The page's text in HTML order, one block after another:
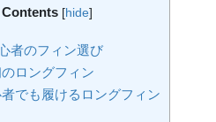
Contents [hide]
者のフィン選び
ロングフィン
でも履けるロングフィン